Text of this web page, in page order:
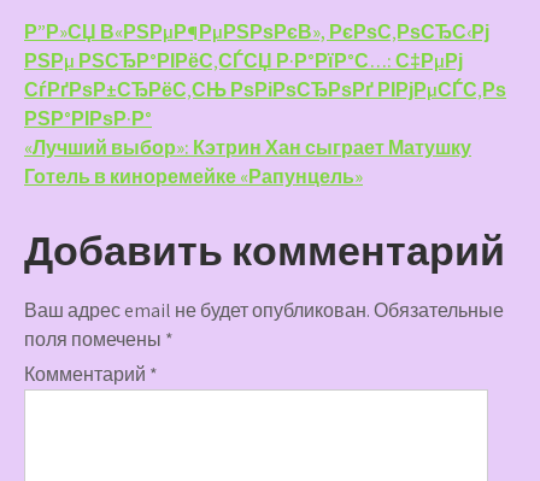
Навигация
по
записям
Р”Р»СЏ В«РЅРµР¶РµРЅРѕРєВ», РєРѕС‚РѕСЂС‹Рј
РЅРµ РЅСЂР°РІРёС‚СЃСЏ Р·Р°РїР°С…: С‡РµРј
СѓРґРѕР±СЂРёС‚СЊ РѕРіРѕСЂРѕРґ РІРјРµСЃС‚Рѕ
РЅР°РІРѕР·Р°
«Лучший выбор»: Кэтрин Хан сыграет Матушку
Готель в киноремейке «Рапунцель»
Добавить комментарий
Ваш адрес email не будет опубликован.Обязательные
поля помечены *
Комментарий *